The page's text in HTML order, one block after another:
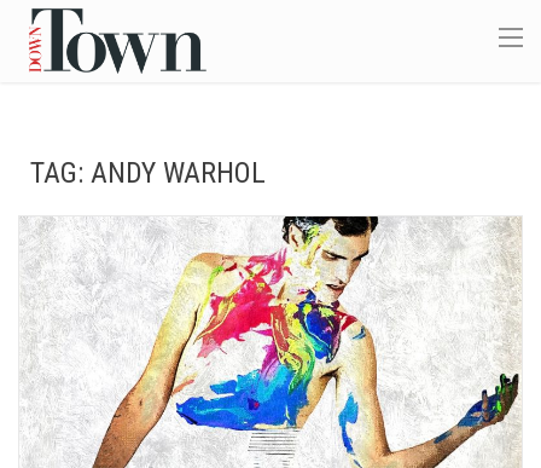
TAG: ANDY WARHOL